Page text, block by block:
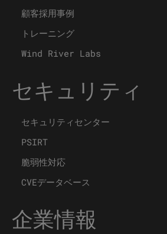
顧客採用事例
トレーニング
Wind River Labs
セキュリティ
セキュリティセンター
PSIRT
脆弱性対応
CVEデータベース
企業情報